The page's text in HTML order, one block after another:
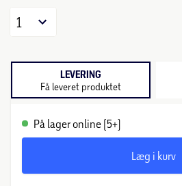
1
LEVERING
Få leveret produktet
På lager online (5+)
Læg i kurv